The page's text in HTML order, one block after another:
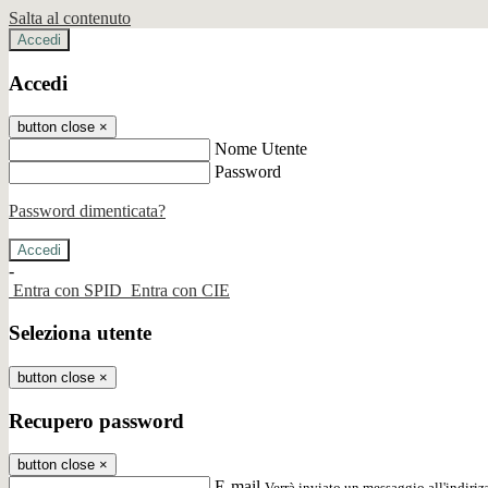
Salta al contenuto
Accedi
Accedi
button close ×
Nome Utente
Password
Password dimenticata?
-
Entra con SPID Entra con CIE
Seleziona utente
button close ×
Recupero password
button close ×